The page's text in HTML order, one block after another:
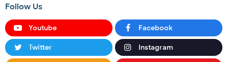
Follow Us
Youtube Facebook
Twitter Instagram